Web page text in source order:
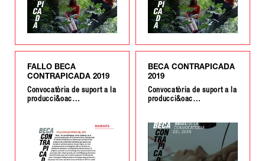
FALLO BECA
CONTRAPICADA 2019
Convocatòria de suport a la
producci&oac…
BECA CONTRAPICADA
2019
Convocatòria de suport a la
producci&oac…